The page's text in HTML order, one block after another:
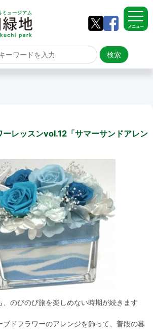
メニュー
食場所
ーレッスンvol.12「サマーサンドアレン
、のびのび旅を楽しめない時期が続きます
ブドフラワーのアレンジを飾って、普段の暮